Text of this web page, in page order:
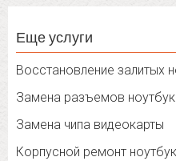
Еще услуги
Восстановление залитых
Замена разъемов
Замена чипа видеокарты
Корпусной ремонт